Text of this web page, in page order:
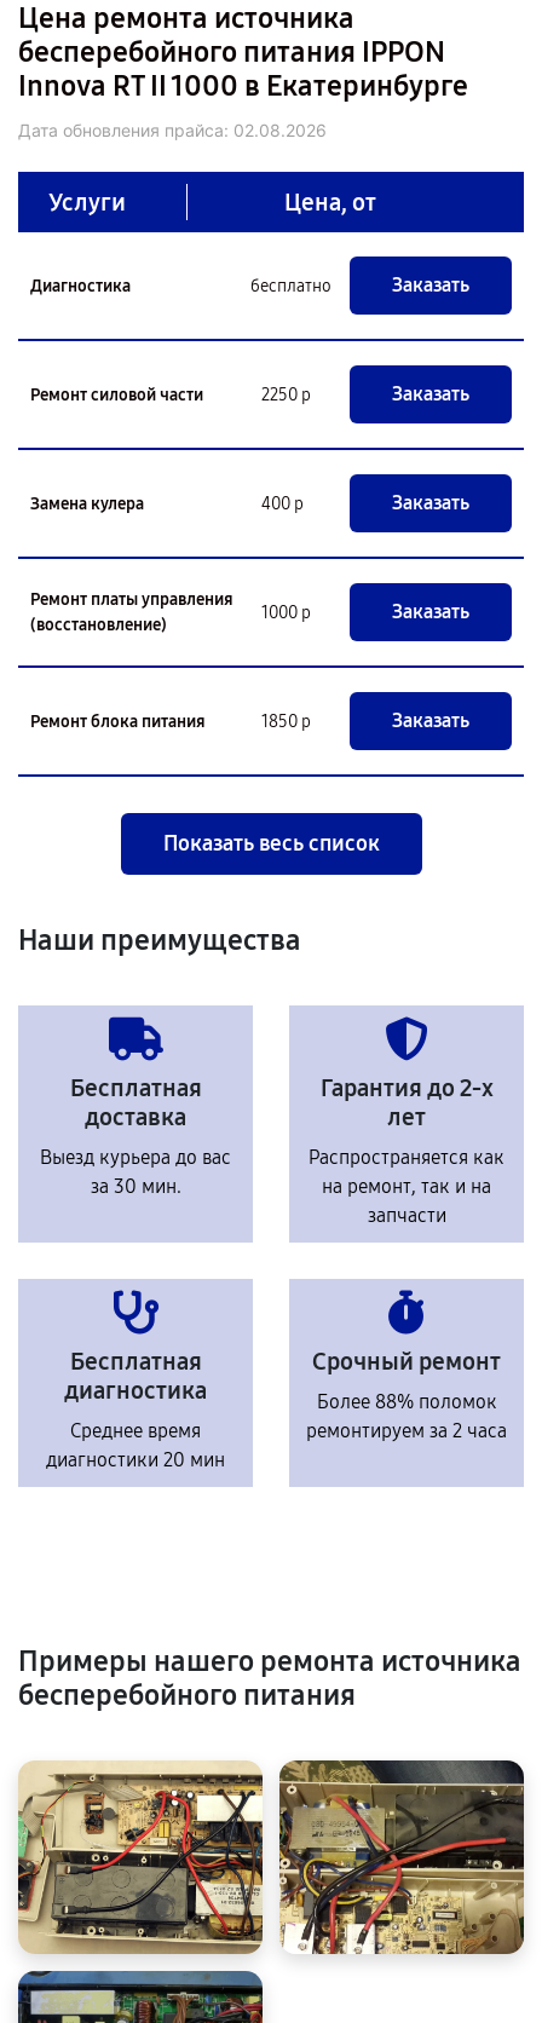
Цена ремонта источника
бесперебойного питания IPPON
Innova RT II 1000 в Екатеринбурге
Дата обновления прайса: 02.08.2026
Услуги Цена, от
Диагностика бесплатно Заказать
Ремонт силовой части 2250 р Заказать
Замена кулера 400 р Заказать
Ремонт платы управления
(восстановление)
1000 р Заказать
Ремонт блока питания 1850 р Заказать
Показать весь список
Наши преимущества
Бесплатная
доставка
Выезд курьера до вас
за 30 мин.
Гарантия до 2-х
лет
Распространяется как
на ремонт, так и на
запчасти
Бесплатная
диагностика
Среднее время
диагностики 20 мин
Срочный ремонт
Более 88% поломок
ремонтируем за 2 часа
Примеры нашего ремонта источника
бесперебойного питания